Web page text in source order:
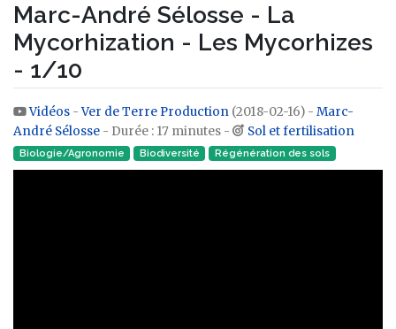
Marc-André Sélosse - La
Mycorhization - Les Mycorhizes
- 1/10
Aller à :navigation,rechercher
Vidéos -Ver de Terre Production (2018-02-16) - Marc-
André Sélosse - Durée : 17 minutes - Sol et fertilisation
Biologie/Agronomie Biodiversité Régénération des sols